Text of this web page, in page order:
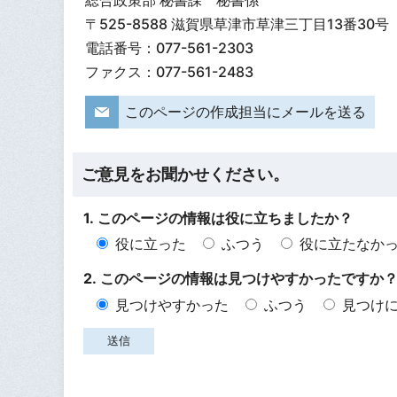
〒525-8588 滋賀県草津市草津三丁目13番30号
電話番号：077-561-2303
ファクス：077-561-2483
このページの作成担当にメールを送る
ご意見をお聞かせください。
1. このページの情報は役に立ちましたか？
役に立った
ふつう
役に立たなか
2. このページの情報は見つけやすかったですか？
見つけやすかった
ふつう 見つけ